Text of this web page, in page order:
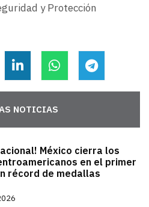
y Protección
NOTICIAS
México cierra los
en el primer
récord de medallas